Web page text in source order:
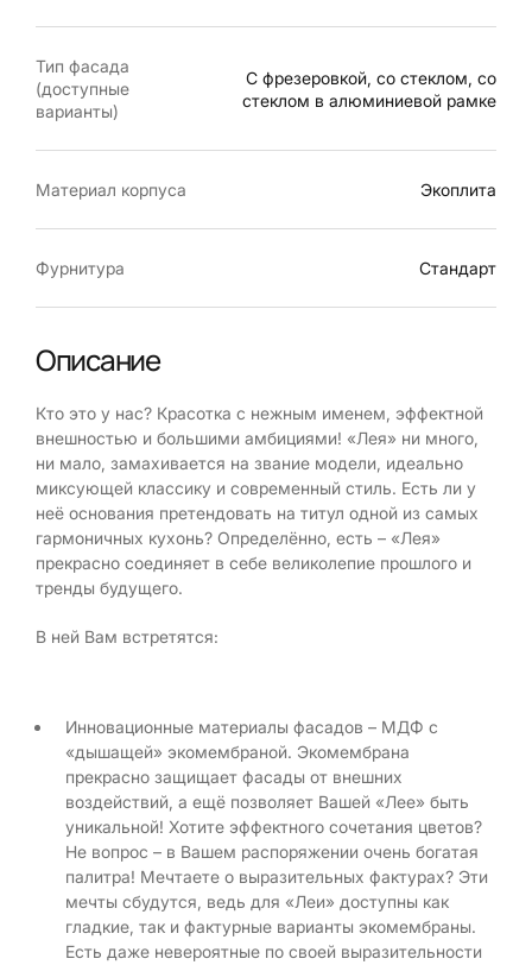
Тип фасада
(доступные
варианты)
С фрезеровкой, со стеклом, со
стеклом в алюминиевой рамке
Материал корпуса Экоплита
Фурнитура Стандарт
Описание
Кто это у нас? Красотка с нежным именем, эффектной
внешностью и большими амбициями! «Лея» ни много,
ни мало, замахивается на звание модели, идеально
миксующей классику и современный стиль. Есть ли у
неё основания претендовать на титул одной из самых
гармоничных кухонь? Определённо, есть – «Лея»
прекрасно соединяет в себе великолепие прошлого и
тренды будущего.
В ней Вам встретятся:
Инновационные материалы фасадов – МДФ с
«дышащей» экомембраной. Экомембрана
прекрасно защищает фасады от внешних
воздействий, а ещё позволяет Вашей «Лее» быть
уникальной! Хотите эффектного сочетания цветов?
Не вопрос – в Вашем распоряжении очень богатая
палитра! Мечтаете о выразительных фактурах? Эти
мечты сбудутся, ведь для «Леи» доступны как
гладкие, так и фактурные варианты экомембраны.
Есть даже невероятные по своей выразительности